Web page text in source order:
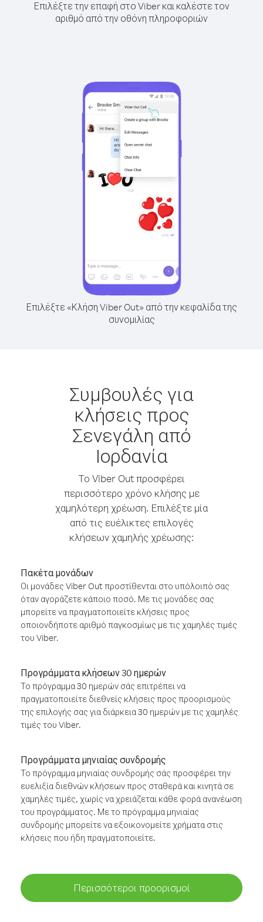
Επιλέξτε την επαφή στο Viber και καλέστε τον
αριθμό από την οθόνη πληροφοριών
Επιλέξτε «Κλήση Viber Out» από την κεφαλίδα της
συνομιλίας
Συμβουλές για
κλήσεις προς
Σενεγάλη από
Ιορδανία
Το Viber Out προσφέρει
περισσότερο χρόνο κλήσης με
χαμηλότερη χρέωση. Επιλέξτε μία
από τις ευέλικτες επιλογές
κλήσεων χαμηλής χρέωσης:
Πακέτα μονάδων
Οι μονάδες Viber Out προστίθενται στο υπόλοιπό σας
όταν αγοράζετε κάποιο ποσό. Με τις μονάδες σας
μπορείτε να πραγματοποιείτε κλήσεις προς
οποιονδήποτε αριθμό παγκοσμίως με τις χαμηλές τιμές
του Viber.
Προγράμματα κλήσεων 30 ημερών
Το πρόγραμμα 30 ημερών σάς επιτρέπει να
πραγματοποιείτε διεθνείς κλήσεις προς προορισμούς
της επιλογής σας για διάρκεια 30 ημερών με τις χαμηλές
τιμές του Viber.
Προγράμματα μηνιαίας συνδρομής
Το πρόγραμμα μηνιαίας συνδρομής σάς προσφέρει την
ευελιξία διεθνών κλήσεων προς σταθερά και κινητά σε
χαμηλές τιμές, χωρίς να χρειάζεται κάθε φορά ανανέωση
του προγράμματος. Με το πρόγραμμα μηνιαίας
συνδρομής μπορείτε να εξοικονομείτε χρήματα στις
κλήσεις που ήδη πραγματοποιείτε.
Περισσότεροι προορισμοί